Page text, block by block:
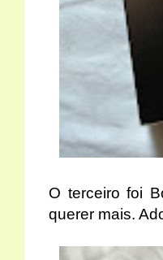
O terceiro foi
querer mais.